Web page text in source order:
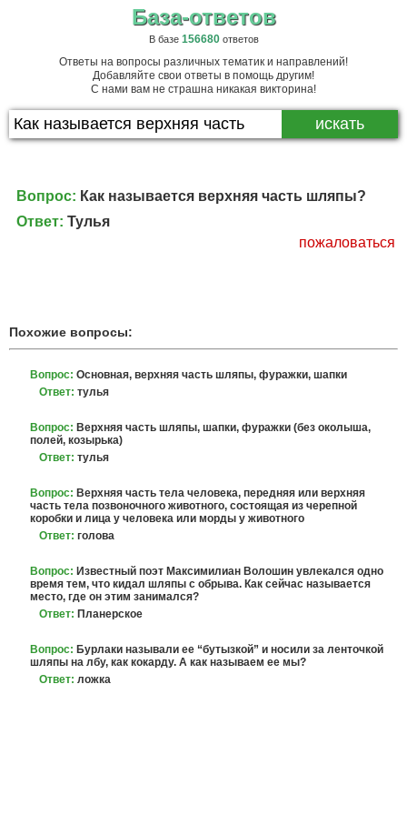
База-ответов
В базе 156680ответов
Ответы на вопросы различных тематик и направлений!
Добавляйте свои ответы в помощь другим!
С нами вам не страшна никакая викторина!
Вопрос: Как называется верхняя часть шляпы?
Ответ: Тулья
пожаловаться
Похожие вопросы:
Вопрос: Основная, верхняя часть шляпы, фуражки, шапки
Ответ: тулья
Вопрос: Верхняя часть шляпы, шапки, фуражки (без околыша,
полей, козырька)
Ответ: тулья
Вопрос: Верхняя часть тела человека, передняя или верхняя
часть тела позвоночного животного, состоящая из черепной
коробки и лица у человека или морды у животного
Ответ: голова
Вопрос: Известный поэт Максимилиан Волошин увлекался одно
время тем, что кидал шляпы с обрыва. Как сейчас называется
место, где он этим занимался?
Ответ: Планерское
Вопрос: Бурлаки называли ее “бутызкой” и носили за ленточкой
шляпы на лбу, как кокарду. А как называем ее мы?
Ответ: ложка